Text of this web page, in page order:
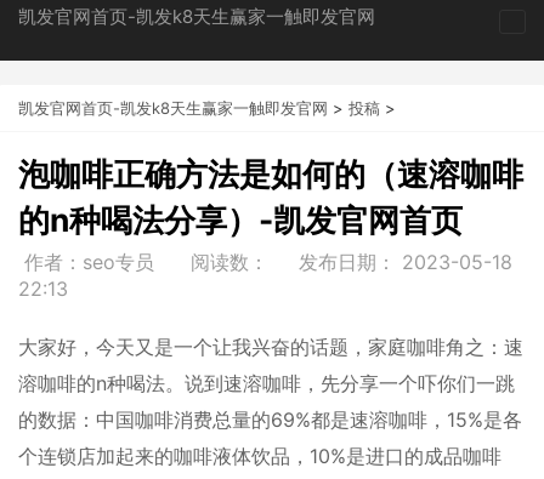
凯发官网首页-凯发k8天生赢家一触即发官网
凯发官网首页-凯发k8天生赢家一触即发官网 > 投稿 >
泡咖啡正确方法是如何的（速溶咖啡
的n种喝法分享）-凯发官网首页
作者：seo专员 阅读数： 发布日期： 2023-05-18
22:13
大家好，今天又是一个让我兴奋的话题，家庭咖啡角之：速
溶咖啡的n种喝法。说到速溶咖啡，先分享一个吓你们一跳
的数据：中国咖啡消费总量的69%都是速溶咖啡，15%是各
个连锁店加起来的咖啡液体饮品，10%是进口的成品咖啡